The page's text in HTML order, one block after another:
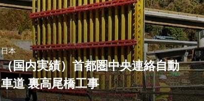
日本
（国内実績）首都圏中央連絡自動
車道 裏高尾橋工事